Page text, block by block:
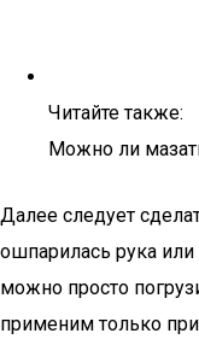
Читайте также:
Можно ли
Далее следует
ошпарилась рука
можно просто
применим только